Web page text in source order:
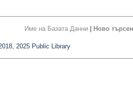
Име на Базата Данни Ново
2025 Public Library